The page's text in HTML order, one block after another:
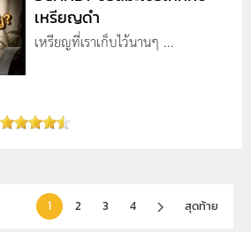
เหรียญดำ
เหรียญที่เราเก็บไว้นานๆ ...
1 2 3 4 สุดท้าย